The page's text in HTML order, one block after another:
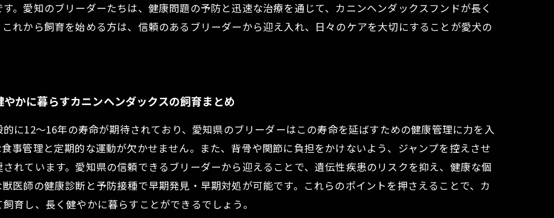
。愛知のブリーダーたちは、健康問題の予防と迅速な治療を通じて、カニンヘンダックスフンドが長く
れから飼育を始める方は、信頼のあるブリーダーから迎え入れ、日々のケアを大切にすることが愛犬の
かに暮らすカニンヘンダックスの飼育まとめ
に12～16年の寿命が期待されており、愛知県のブリーダーはこの寿命を延ばすための健康管理に力を入
事管理と定期的な運動が欠かせません。また、背骨や関節に負担をかけないよう、ジャンプを控えさせ
れています。愛知県の信頼できるブリーダーから迎えることで、遺伝性疾患のリスクを抑え、健康な個
医師の健康診断と予防接種で早期発見・早期対処が可能です。これらのポイントを押さえることで、カ
育し、長く健やかに暮らすことができるでしょう。